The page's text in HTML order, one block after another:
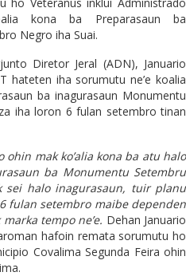
kona ba Preparasaun ba
Negro iha Suai.
Diretor Jeral (ADN), Januario
hateten iha sorumutu ne’e koalia
ba inagurasaun Monumentu
iha loron 6 fulan setembro tinan
mak ko’alia kona ba atu halo
ba Monumentu Setembru
sei halo inagurasaun, tuir planu
fulan setembro maibe dependen
tempo ne’e. Dehan Januario
hafoin remata sorumutu ho
Covalima Segunda Feira ohin